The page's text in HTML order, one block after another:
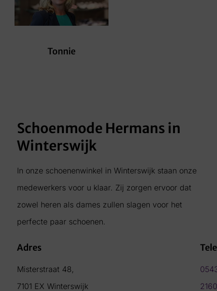
Tonnie
Schoenmode Hermans in
Winterswijk
In onze schoenenwinkel in Winterswijk staan onze
medewerkers voor u klaar. Zij zorgen ervoor dat
zowel heren als dames zullen slagen voor het
perfecte paar schoenen.
Adres
Misterstraat 48,
7101 EX Winterswijk